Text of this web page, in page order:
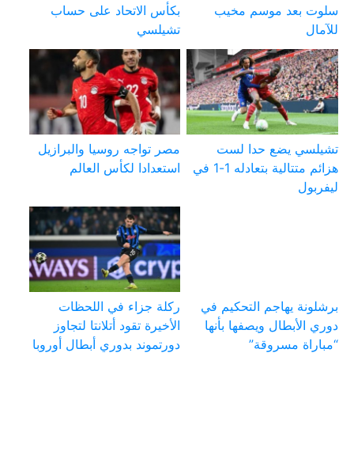
سلوت بعد موسم مخيب
للآمال
بكأس الاتحاد على حساب
تشيلسي
تشيلسي يضع حدا لست
هزائم متتالية بتعادله 1-1 في
ليفربول
مصر تواجه روسيا والبرازيل
استعدادا لكأس العالم
برشلونة يهاجم التحكيم في
دوري الأبطال ويصفها بأنها
“مباراة مسروقة”
ركلة جزاء في اللحظات
الأخيرة تقود أتلانتا لتجاوز
دورتموند بدوري أبطال أوروبا